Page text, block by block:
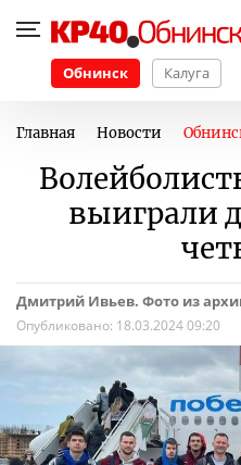
Обнинск Калуга
Главная Новости
выиграли
Дмитрий Ивьев. Фото из
Опубликовано: 18.03.2024 09:20